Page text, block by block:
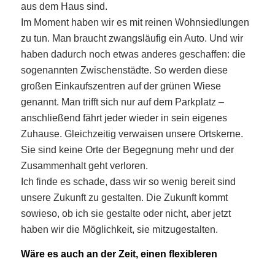
aus dem Haus sind.
Im Moment haben wir es mit reinen Wohnsiedlungen
zu tun. Man braucht zwangsläufig ein Auto. Und wir
haben dadurch noch etwas anderes geschaffen: die
sogenannten Zwischenstädte. So werden diese
großen Einkaufszentren auf der grünen Wiese
genannt. Man trifft sich nur auf dem Parkplatz –
anschließend fährt jeder wieder in sein eigenes
Zuhause. Gleichzeitig verwaisen unsere Ortskerne.
Sie sind keine Orte der Begegnung mehr und der
Zusammenhalt geht verloren.
Ich finde es schade, dass wir so wenig bereit sind
unsere Zukunft zu gestalten. Die Zukunft kommt
sowieso, ob ich sie gestalte oder nicht, aber jetzt
haben wir die Möglichkeit, sie mitzugestalten.
Wäre es auch an der Zeit, einen flexibleren